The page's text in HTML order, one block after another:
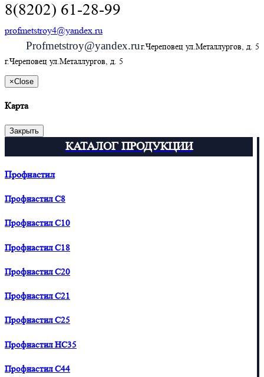
8(8202) 61-28-99
profmetstroy4@yandex.ru
Profmetstroy@yandex.ruг.Череповец ул.Металлургов, д. 5
г.Череповец ул.Металлургов, д. 5
×Close
Карта
Закрыть
КАТАЛОГ ПРОДУКЦИИ
Профнастил
Профнастил С8
Профнастил С10
Профнастил С18
Профнастил С20
Профнастил С21
Профнастил С25
Профнастил HC35
Профнастил С44